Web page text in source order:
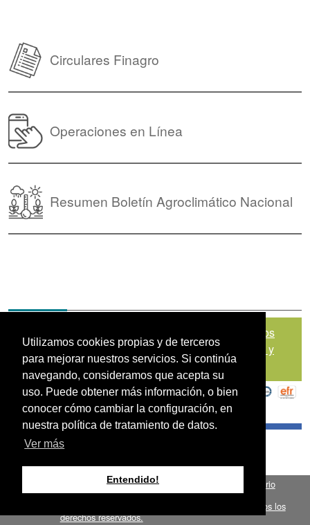
Utilizamos cookies propias y de terceros
para mejorar nuestros servicios. Si continúa
navegando, consideramos que acepta su
uso. Puede obtener más información, o bien
conocer cómo cambiar la configuración, en
nuestra política de tratamiento de datos.
Ver más
Entendido!
Circulares Finagro
Operaciones en Línea
Resumen Boletín Agroclimático Nacional
Política de Tratamiento de Datos
Personales|Políticas de Seguridad, Términos y
Condiciones de Uso
Fondo para el Financiamiento del Sector Agropecuario
FINAGRO.
todos los
derechos reservados.